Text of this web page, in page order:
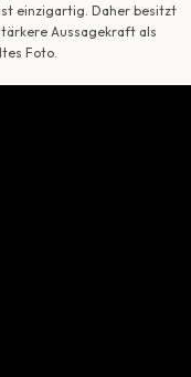
einzigartig. Daher besitzt
Aussagekraft als
Foto.